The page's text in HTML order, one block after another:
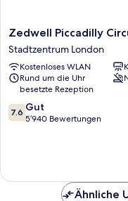
Zedwell
Piccadilly
Circus
Stadtzentrum
London
Zedwell Piccadilly
Stadtzentrum London
Kostenloses WLAN
Rund um die Uhr
besetzte Rezeption
7.6
von
7.6 Gut
5’940 Bewertungen
Ähnliche